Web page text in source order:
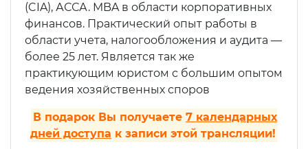
(CIA), АССА. MBA в области корпоративных
финансов. Практический опыт работы в
области учета, налогообложения и аудита —
более 25 лет. Является так же
практикующим юристом с большим опытом
ведения хозяйственных споров
В подарок Вы получаете7 календарных
дней доступа к записи этой трансляции!